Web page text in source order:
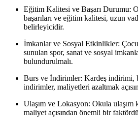
Eğitim Kalitesi ve Başarı Durumu:
başarıları ve eğitim kalitesi, uzun
belirleyicidir.
İmkanlar ve Sosyal Etkinlikler:
sunulan spor, sanat ve sosyal
bulundurulmalı.
Burs ve İndirimler: Kardeş indirimi,
indirimler, maliyetleri azaltmak
Ulaşım ve Lokasyon: Okula ulaşım
maliyet açısından önemli bir